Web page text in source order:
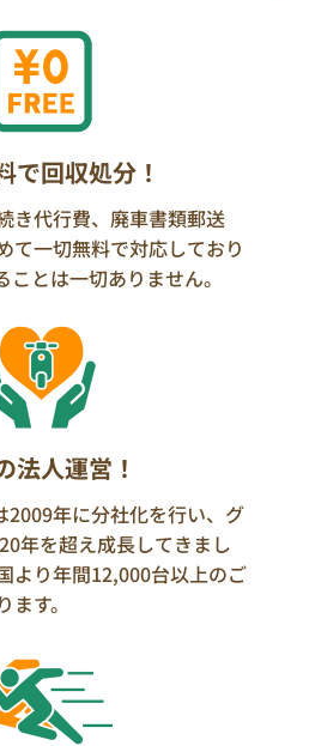
で回収処分！
き代行費、廃車書類郵送
て一切無料で対応しており
とは一切ありません。
法人運営！
年に分社化を行い、グ
年を超え成長してきまし
より年間12,000台以上のご
す。